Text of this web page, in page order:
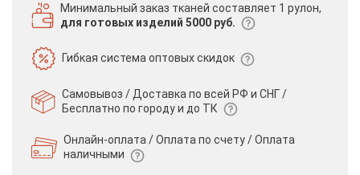
Минимальный заказ тканей составляет 1 рулон,
для готовых изделий 5000 руб.
Гибкая системаоптовых скидок
Самовывоз / Доставка по всей РФ и СНГ /
Бесплатно по городу и до ТК
Онлайн-оплата / Оплата по счету /Оплата
наличными